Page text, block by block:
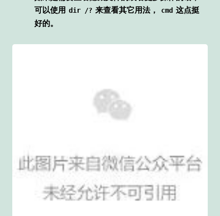
可以使用 dir /? 来查看其它用法， cmd 这点挺
好的。